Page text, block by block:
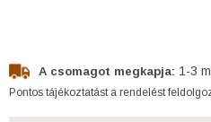
A csomagot megkapja: 1-3
Pontos tájékoztatást a rendelést